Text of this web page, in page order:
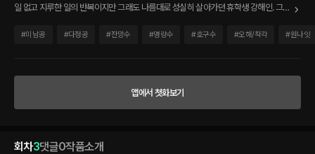
일 없고 지루한 일의 반복이지만 그래도 나름대로 성실히 살아가던 휴학생 강해인. 그저
다? 그런데 친구의 형이 완벽한 이상형이다? 그러면 어쩌겠나, 무조건 직진! “난 원래 참
사람, 신주혁과 강해인은 오해와 착각으로 흐려진 눈을 씻어 내고 서로의 마음을 발견할
#미남공 #다정공 #잔망수 #명량수 #호구수 #오해/착각 #원나잇
앱에서 첫화보기
회차3댓글0작품소개